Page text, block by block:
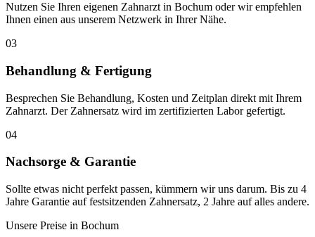
Nutzen Sie Ihren eigenen Zahnarzt in Bochum oder wir empfehlen
Ihnen einen aus unserem Netzwerk in Ihrer Nähe.
03
Behandlung & Fertigung
Besprechen Sie Behandlung, Kosten und Zeitplan direkt mit Ihrem
Zahnarzt. Der Zahnersatz wird im zertifizierten Labor gefertigt.
04
Nachsorge & Garantie
Sollte etwas nicht perfekt passen, kümmern wir uns darum. Bis zu 4
Jahre Garantie auf festsitzenden Zahnersatz, 2 Jahre auf alles andere.
Unsere Preise in Bochum